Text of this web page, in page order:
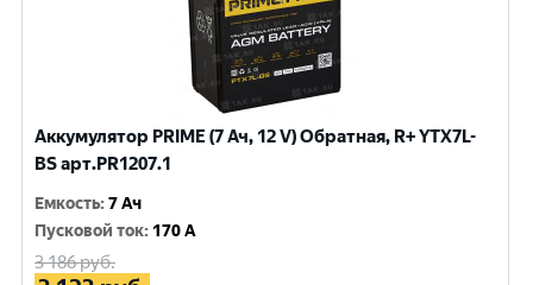
Аккумулятор PRIME (7 Ач, 12 V) Обратная, R+ YTX7L-
BS арт.PR1207.1
Емкость:7 Ач
Пусковой ток: 170 A
3 186руб.